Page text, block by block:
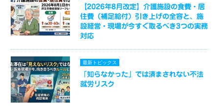
【2026年8月改定】介護施設の食費・居
住費（補足給付）引き上げの全容と、施
設経営・現場が今すぐ取るべき3つの実務
対応
最新トピックス
「知らなかった」では済まされない不法
就労リスク